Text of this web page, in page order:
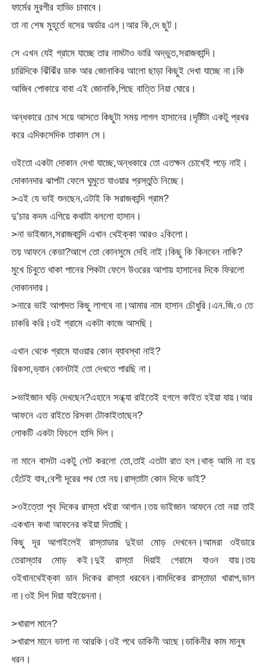
ফার্মের মুরগীর হাড্ডি চাবাবে।
তা না শেষ মুহূর্তে বসের অর্ডার এল।আর কি,দে ছুট।
সে এখন যেই গ্রামে যাচ্ছে তার নামটাও ভারি অদ্ভুত,সরাজকান্দি।
চারিদিকে ঝিঁঝিঁর ডাক আর জোনাকির আলো ছাড়া কিছুই দেখা যাচ্ছে না।কি
আজিব পোকারে বাবা এই জোনাকি,পিছে বাত্তি নিয়া ঘোরে।
অন্ধকারে চোখ সয়ে আসতে কিছুটা সময় লাগল হাসানের।দৃষ্টিটা একটু প্রখর
করে এদিকসেদিক তাকাল সে।
ওইতো একটা দোকান দেখা যাচ্ছে,অন্ধকারে তো এতক্ষন চোখেই পড়ে নাই।
দোকানদার ঝাপটা ফেলে ঘুমুতে যাওয়ার প্রস্তুতি নিচ্ছে।
>এই যে ভাই শুনছেন,এটাই কি সরাজকান্দি গ্রাম?
দু’চার কদম এগিয়ে কথাটা বললো হাসান।
>না ভাইজান,সরাজকান্দি এখান থেইক্কা আরও ২কিলো।
তয় আফনে কেডা?আগে তো কোনসুমে দেহি নাই।কিছু কি কিনবেন নাকি?
মুখে চিবুতে থাকা পানের পিকটা ফেলে উওরের আশায় হাসানের দিকে ফিরলো
দোকানদার।
>নারে ভাই আপাদত কিছু লাগবে না।আমার নাম হাসান চৌধুরি।এন.জি.ও তে
চাকরি করি।ওই গ্রামে একটা কাজে আসছি।
এখান থেকে গ্রামে যাওয়ার কোন ব্যাবস্থা নাই?
রিকসা,ভ্যান কোনটাই তো দেখতে পারছি না।
>ভাইজান ঘড়ি দেখছেন?এহানে সন্ধ্যা রাইতেই হগলে কাইত হইয়া যায়।আর
আফনে এত রাইতে রিসকা টোকাইতাছেন?
লোকটি একটা ফিচলে হাসি দিল।
না মানে বাসটা একটু লেট করলো তো,তাই এতটা রাত হল।থাক্ আমি না হয়
হেঁটেই যাব,বেশী দূরের পথ তো নয়।রাস্তাটা কোন দিকে ভাই?
>ওইত্তো পূব দিকের রাস্তা ধইরা আগান।তয় ভাইজান আফনে তো নয়া তাই
একখান কথা আফনের কইয়া দিতাছি।
কিছু দূর আগাইলেই রাস্তাডার দুইডা মোড় দেখবেন।আমরা ওইডারে
তেরাস্তার মোড় কই।দুই রাস্তা দিয়াই গেরামে যাওন যায়।তয়
ওইখানথেইক্কা ডান দিকের রাস্তা ধরবেন।বামদিকের রাস্তাডা খারাপ,ভাল
না।ওই দিগ দিয়া যাইয়েননা।
>খারাপ মানে?
>খারাপ মানে ভালা না আরকি।ওই পথে ডাকিনী আছে।ডাকিনীর কাম মানুষ
ধরন।